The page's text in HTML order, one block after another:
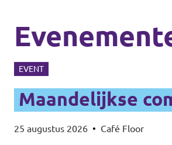
EVENT
Maandelijkse
25 augustus 2026 • Café Floor